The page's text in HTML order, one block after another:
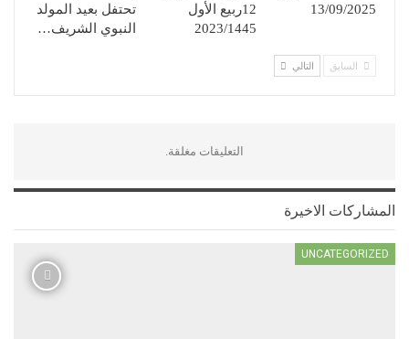
13/09/2025
12ربيع الأول
2023/1445
تحتفل بعيد المولد
النبوي الشريف…
السابق التالي
التعليقات مغلقة.
المشاركات الاخيرة
UNCATEGORIZED